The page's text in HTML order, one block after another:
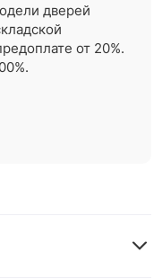
дверей
от 20%.